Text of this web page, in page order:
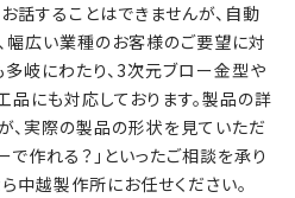
話することはできませんが、自動
幅広い業種のお客様のご要望に対
多岐にわたり、3次元ブロー金型や
にも対応しております。製品の詳
、実際の製品の形状を見ていただ
で作れる？」といったご相談を承り
ら中越製作所にお任せください。